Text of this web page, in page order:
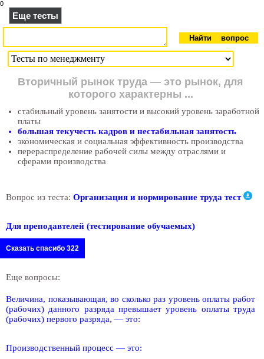
0
Еще тесты
Вторичный рынок труда — это рынок, для
которого характерны ...
стабильный уровень занятости и высокий уровень заработной
платы
большая текучесть кадров и нестабильная занятость
экономическая и социальная эффективность производства
перераспределение рабочей силы между отраслями и
сферами производства
Вопрос из теста: Организация и нормирование труда тест
Для преподавтелей (тестирование обучаемых)
Сказать спасибо 322
Еще вопросы:
Величина, показывающая, во сколько раз уровень оплаты работ
(рабочих) данного разряда превышает уровень оплаты труда
(рабочих) первого разряда, — это:
Производственный процесс — это: